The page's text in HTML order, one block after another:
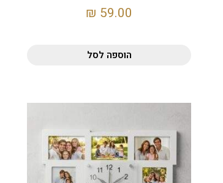
59.00
₪
הוספה לסל